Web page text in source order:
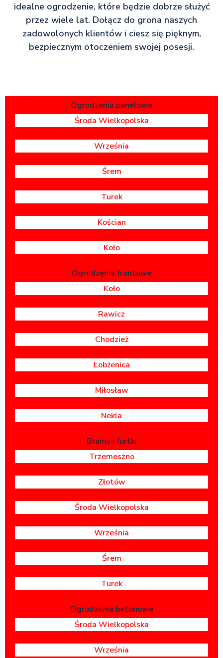
idealne ogrodzenie, które będzie dobrze służyć
przez wiele lat. Dołącz do grona naszych
zadowolonych klientów i ciesz się pięknym,
bezpiecznym otoczeniem swojej posesji.
Ogrodzenia panelowe
Środa Wielkopolska
Września
Śrem
Turek
Kościan
Koło
Ogrodzenia frontowe
Koło
Rawicz
Chodzież
Łobżenica
Miłosław
Nekla
Bramy i furtki
Trzemeszno
Złotów
Środa Wielkopolska
Września
Śrem
Turek
Ogrodzenia betonowe
Środa Wielkopolska
Września